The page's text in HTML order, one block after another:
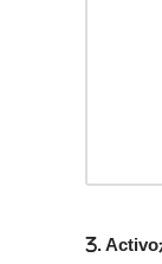
. Activo